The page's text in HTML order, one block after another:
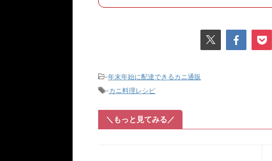
-年末年始に配達できるカニ通販
-カニ料理レシピ
＼もっと見てみる／